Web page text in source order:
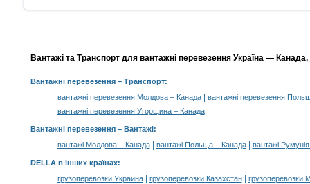
Вантажі та Транспорт для вантажні перевезення Україна — Канада,
Вантажні перевезення– Транспорт:
вантажні перевезення Молдова – Канада|
вантажні перевезення
вантажні перевезення Угорщина – Канада
Вантажні перевезення – Вантажі:
вантажі Молдова – Канада| вантажі Польща – Канада| вантажі
DELLA в інших країнах:
грузоперевозки Украина| грузоперевозки Казахстан|
грузоперевозки